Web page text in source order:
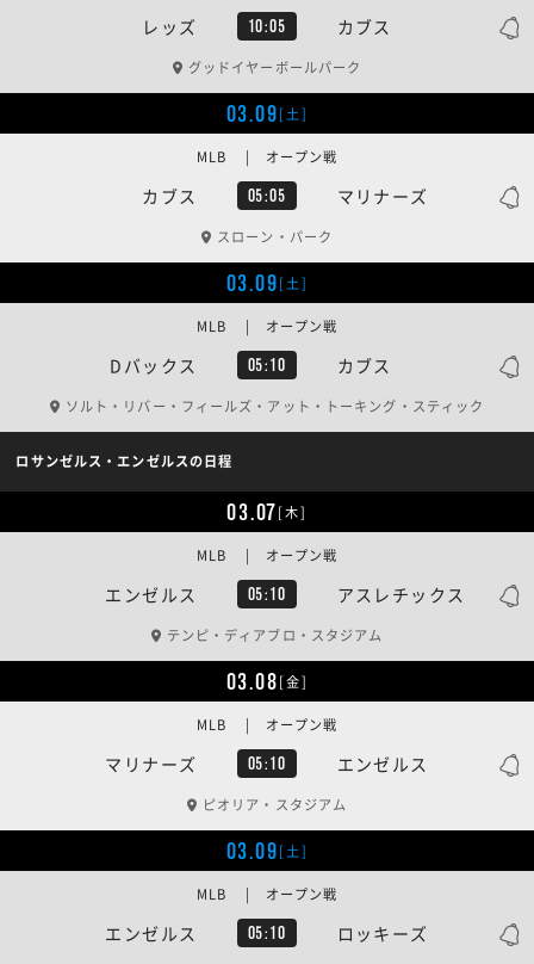
レッズ 10:05 カブス
グッドイヤーボールパーク
03.09[土]
カブス 05:05 マリナーズ
MLB | オープン戦
スローン・パーク
03.09[土]
Dバックス 05:10 カブス
MLB | オープン戦
ソルト・リバー・フィールズ・アット・トーキング・スティック
ロサンゼルス・エンゼルスの日程
03.07[木]
エンゼルス 05:10 アスレチックス
MLB | オープン戦
テンピ・ディアブロ・スタジアム
03.08[金]
マリナーズ 05:10 エンゼルス
MLB | オープン戦
ピオリア・スタジアム
03.09[土]
エンゼルス 05:10 ロッキーズ
MLB | オープン戦